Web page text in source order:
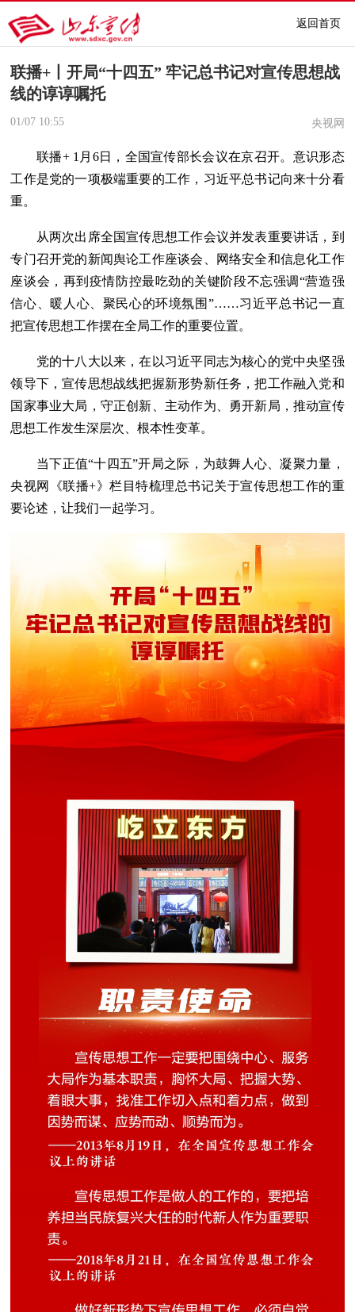
返回首页
联播+丨开局“十四五” 牢记总书记对宣传思想战
线的谆谆嘱托
01/07 10:55 央视网
联播+ 1月6日，全国宣传部长会议在京召开。意识形态
工作是党的一项极端重要的工作，习近平总书记向来十分看
重。
从两次出席全国宣传思想工作会议并发表重要讲话，到
专门召开党的新闻舆论工作座谈会、网络安全和信息化工作
座谈会，再到疫情防控最吃劲的关键阶段不忘强调“营造强
信心、暖人心、聚民心的环境氛围”……习近平总书记一直
把宣传思想工作摆在全局工作的重要位置。
党的十八大以来，在以习近平同志为核心的党中央坚强
领导下，宣传思想战线把握新形势新任务，把工作融入党和
国家事业大局，守正创新、主动作为、勇开新局，推动宣传
思想工作发生深层次、根本性变革。
当下正值“十四五”开局之际，为鼓舞人心、凝聚力量，
央视网《联播+》栏目特梳理总书记关于宣传思想工作的重
要论述，让我们一起学习。